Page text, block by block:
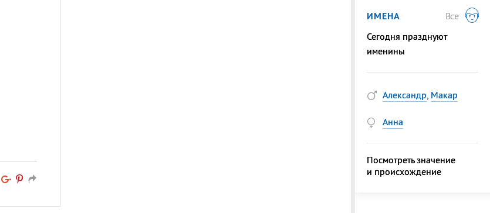
ИМЕНА
Все
Сегодня празднуют
именины
Александр, Макар
Анна
Посмотреть значение
и происхождение